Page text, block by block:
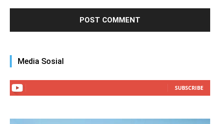
Media Sosial
SUBSCRIBE